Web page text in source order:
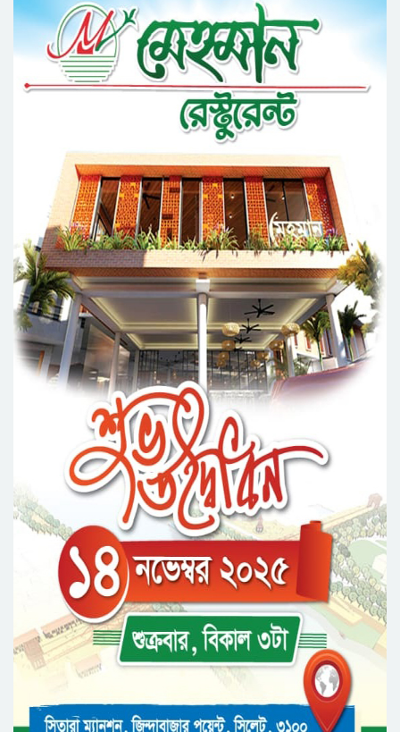
সিলেট মহানগর ছাত্রশিবিরের মিছিল সম্পন্ন
ধরিত্রী রক্ষায় আমরা’র উদ্যোগে সিলেটে বৃক্ষ রোপনের
কর্মসূচি পালন
সিলেটে সড়ক দু*র্ঘ*ট*নায় প্রাণ গেল যুবকের
নর্থ ইস্ট ইউনিভার্সিটিতে রচনা ও আবৃত্তি
প্রতিযোগিতার পুরষ্কার বিতরণী অনুষ্ঠিত
সিকৃবি’তে জুলাই গণ-অভ্যুত্থান দিবস উপলক্ষে
বৃক্ষরোপণ কর্মসুচি পালন
রসময় মেমোরিয়াল উচ্চ বিদ্যালয়ের নতুন ভবনের
উদ্বোধন করলেন মন্ত্রী মুক্তাদির
মেট্রোপলিটন ইউনিভার্সিটিতে “পারস্য কবিতা ও বাংলা
কবিতা: যোগাযোগ ও সম্ভাবনা” শীর্ষক সেমিনার
সিলেটের জোড়া ব্রিজের পাশ থেকে আ ট ক ফরহাদ-
বাদশা
‘জুলাই গণঅভ্যুত্থান স্মৃতি জাদুঘর’ উদ্বোধন করলেন
প্রধানমন্ত্রী